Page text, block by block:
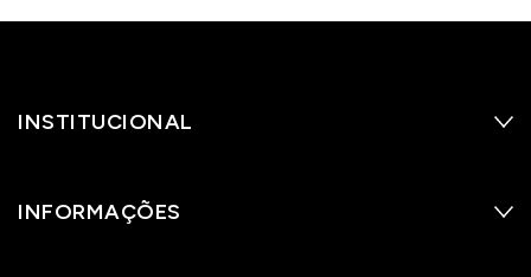
INSTITUCIONAL
INFORMAÇÕES